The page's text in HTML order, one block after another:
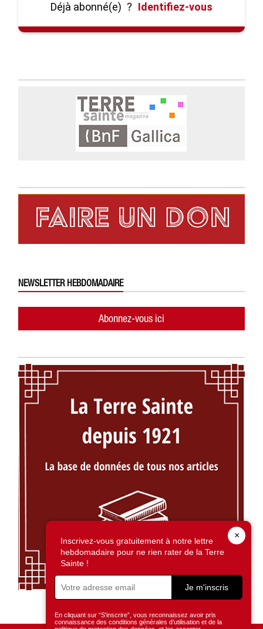
Déjà abonné(e) ? Identifiez-vous
NEWSLETTER HEBDOMADAIRE
Abonnez-vous ici
×
Inscrivez-vous gratuitement à notre lettre
hebdomadaire pour ne rien rater de la Terre
Sainte !
Je m'inscris
En cliquant sur “S'inscrire”, vous reconnaissez avoir pris
connaissance des conditions générales d’utilisation et de la